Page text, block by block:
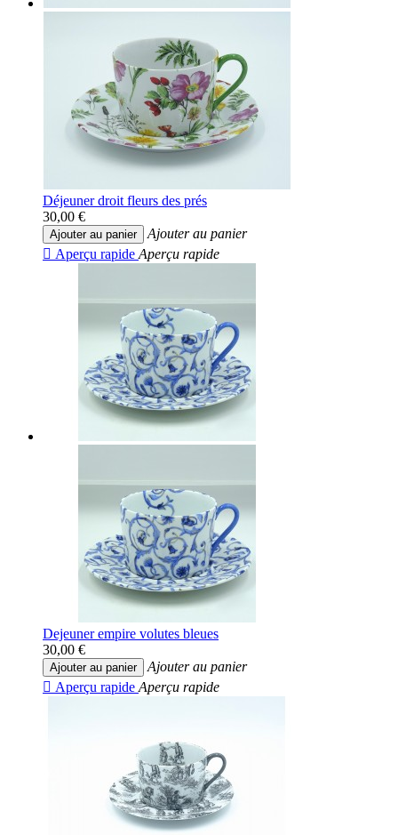
Déjeuner droit fleurs des prés
30,00 €
Ajouter au panier
Ajouter au panier
 Aperçu rapide Aperçu rapide
Dejeuner empire volutes bleues
30,00 €
Ajouter au panier
Ajouter au panier
 Aperçu rapide Aperçu rapide